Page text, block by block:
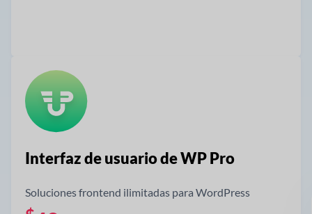
Interfaz de usuario de WP Pro
Soluciones frontend ilimitadas para WordPress